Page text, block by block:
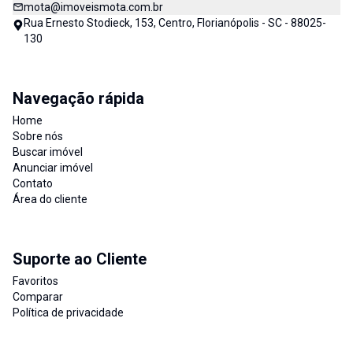
mota@imoveismota.com.br
Rua Ernesto Stodieck, 153, Centro, Florianópolis - SC - 88025-
130
Navegação rápida
Home
Sobre nós
Buscar imóvel
Anunciar imóvel
Contato
Área do cliente
Suporte ao Cliente
Favoritos
Comparar
Política de privacidade